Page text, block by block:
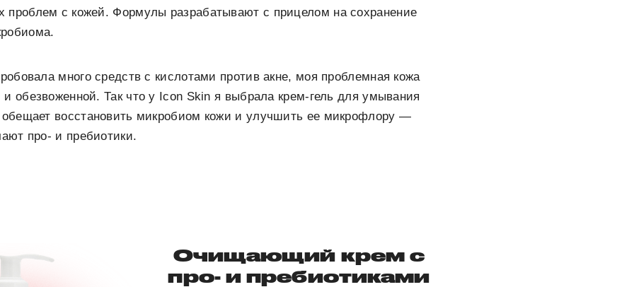
проблем с кожей. Формулы разрабатывают с прицелом на сохранение
много средств с кислотами против акне, моя проблемная кожа
и обезвоженной. Так что у Icon Skin я выбрала крем-гель для умывания
восстановить микробиом кожи и улучшить ее микрофлору —
про- и пребиотики.
Очищающий крем c
про- и пребиотиками